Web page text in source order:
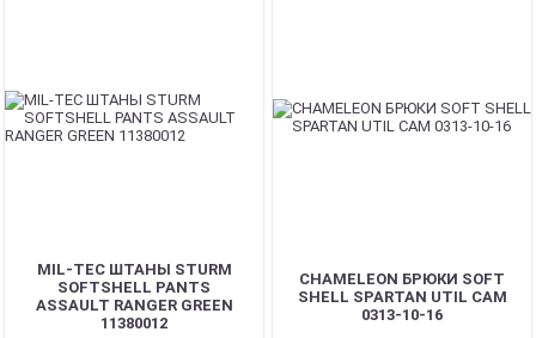
MIL-TEC ШТАНЫ STURM
SOFTSHELL PANTS
ASSAULT RANGER GREEN
11380012
CHAMELEON БРЮКИ SOFT
SHELL SPARTAN UTIL CAM
0313-10-16